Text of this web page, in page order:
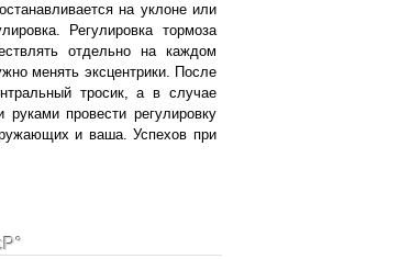
на уклоне или
Регулировка тормоза
отдельно на каждом
менять эксцентрики. После
тросик, а в случае
провести регулировку
и ваша. Успехов при